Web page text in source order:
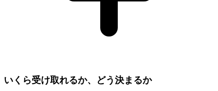
いくら受け取れるか、どう決まるか